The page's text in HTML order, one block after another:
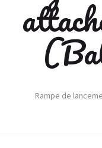
Rampe de